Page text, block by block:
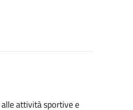
attività sportive e